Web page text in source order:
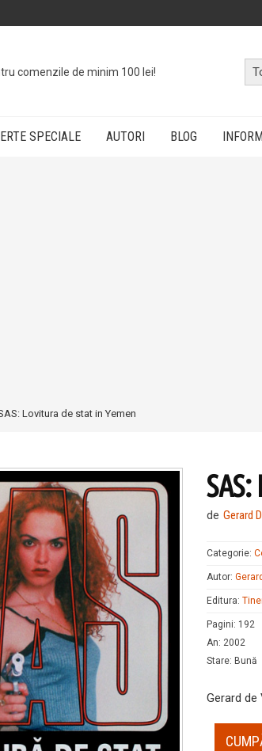
cu cărțidând doar un click!
SPECIALE AUTORI BLOG
Lovitura de stat in Yemen
de Gerard
Categorie:
Autor:
Editura:
Pagini: 192
An: 2002
Stare: Bună
Gerard de